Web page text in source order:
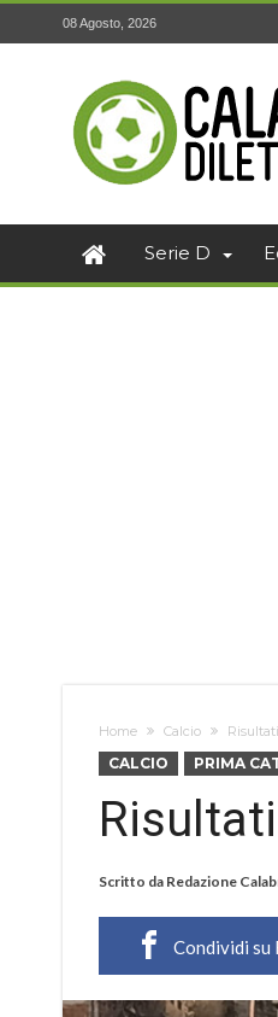
08 Agosto, 2026
Serie D
Home Calcio
CALCIO PRIMA
Scritto da Redazione
Condividi su